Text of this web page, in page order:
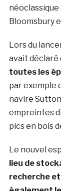
néoclassique
Bloomsbury
Lors du
avait déclaré
toutes les
par exemple
navire
empreintes
pics en bois
Le nouvel
lieu de
recherche